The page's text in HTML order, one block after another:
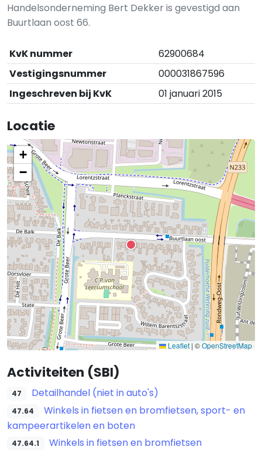
Handelsonderneming Bert Dekker is gevestigd aan
Buurtlaan oost 66.
KvK nummer
62900684
Vestigingsnummer
000031867596
Ingeschreven bij KvK
01 januari 2015
Locatie
+
−
Leaflet|©OpenStreetMap
Activiteiten (SBI)
47 Detailhandel (niet in auto's)
47.64
Winkels in fietsen en bromfietsen, sport- en
kampeerartikelen en boten
47.64.1 Winkels in fietsen en bromfietsen